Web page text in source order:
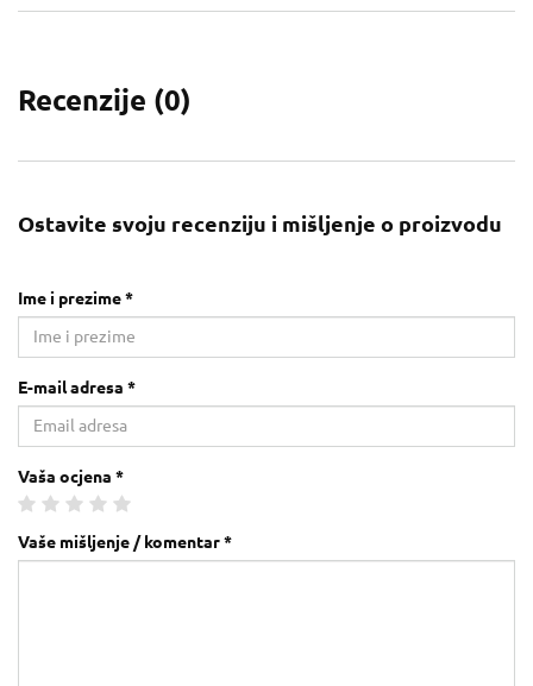
Recenzije (0)
Ostavite svoju recenziju i mišljenje o proizvodu
Ime i prezime *
E-mail adresa *
Vaša ocjena *
Vaše mišljenje / komentar *